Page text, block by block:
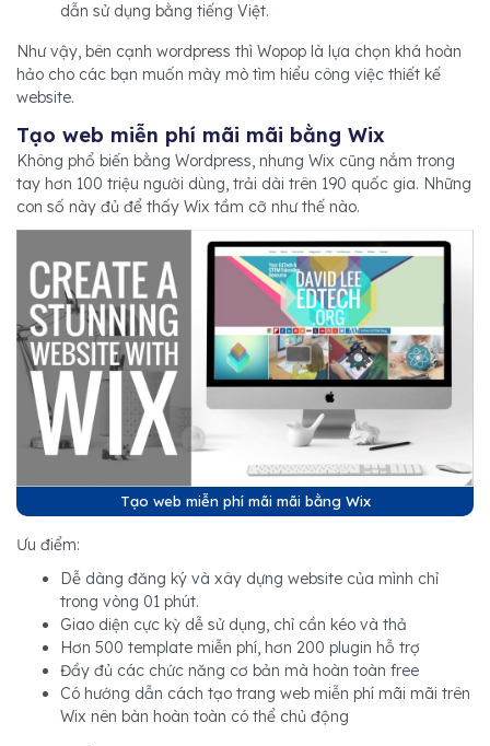
dẫn sử dụng bằng tiếng Việt.
Như vậy, bên cạnh wordpress thì Wopop là lựa chọn khá hoàn
hảo cho các bạn muốn mày mò tìm hiểu công việc thiết kế
website.
Tạo web miễn phí mãi mãi bằng Wix
Không phổ biến bằng Wordpress, nhưng Wix cũng nắm trong
tay hơn 100 triệu người dùng, trải dài trên 190 quốc gia. Những
con số này đủ để thấy Wix tầm cỡ như thế nào.
Tạo web miễn phí mãi mãi bằng Wix
Ưu điểm:
Dễ dàng đăng ký và xây dựng website của mình chỉ
trong vòng 01 phút.
Giao diện cực kỳ dễ sử dụng, chỉ cần kéo và thả
Hơn 500 template miễn phí, hơn 200 plugin hỗ trợ
Đầy đủ các chức năng cơ bản mà hoàn toàn free
Có hướng dẫn cách tạo trang web miễn phí mãi mãi trên
Wix nên bàn hoàn toàn có thể chủ động